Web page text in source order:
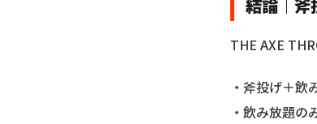
THE AXE
・斧投げ＋飲
・飲み放題の